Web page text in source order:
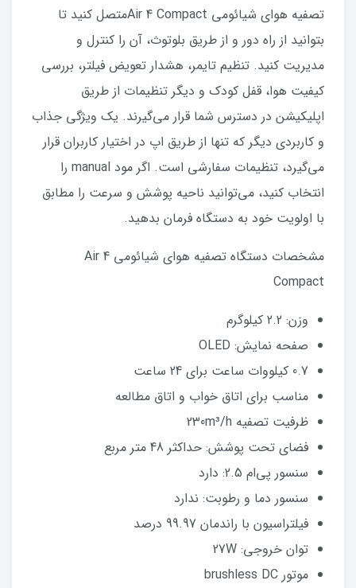
تصفیه هوای شیائومی Air 4 Compactمتصل کنید تا
بتوانید از راه دور و از طریق بلوتوث، آن را کنترل و
مدیریت کنید. تنظیم تایمر، هشدار تعویض فیلتر، بررسی
کیفیت هوا، قفل کودک و دیگر تنظیمات از طریق
اپلیکیشن در دسترس شما قرار می‌گیرند. یک ویژگی جذاب
و کاربردی دیگر که تنها از طریق اپ در اختیار کاربران قرار
می‌گیرد، تنظیمات سفارشی است. اگر مود manual را
انتخاب کنید، می‌توانید ناحیه پوشش و سرعت را مطابق
با اولویت خود به دستگاه فرمان بدهید.
مشخصات دستگاه تصفیه هوای شیائومی Air 4
Compact
وزن: 2.2 کیلوگرم
صفحه نمایش: OLED
0.7 کیلووات ساعت برای 24 ساعت
مناسب برای اتاق خواب و اتاق مطالعه
ظرفیت تصفیه 230m³/h
فضای تحت پوشش: حداکثر 48 متر مربع
سنسور پی‌ام 2.5: دارد
سنسور دما و رطوبت: ندارد
فیلتراسیون با راندمان 99.97 درصد
توان خروجی: 27W
موتور brushless DC